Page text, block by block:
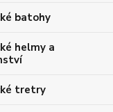
batohy
helmy a
tretry